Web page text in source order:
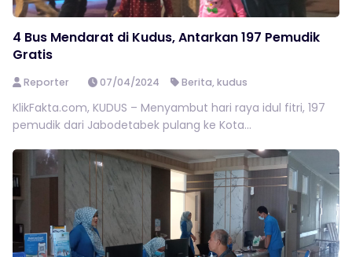
4 Bus Mendarat di Kudus, Antarkan 197 Pemudik
Gratis
Reporter 07/04/2024 Berita,kudus
KlikFakta.com, KUDUS – Menyambut hari raya idul fitri, 197
pemudik dari Jabodetabek pulang ke Kota...